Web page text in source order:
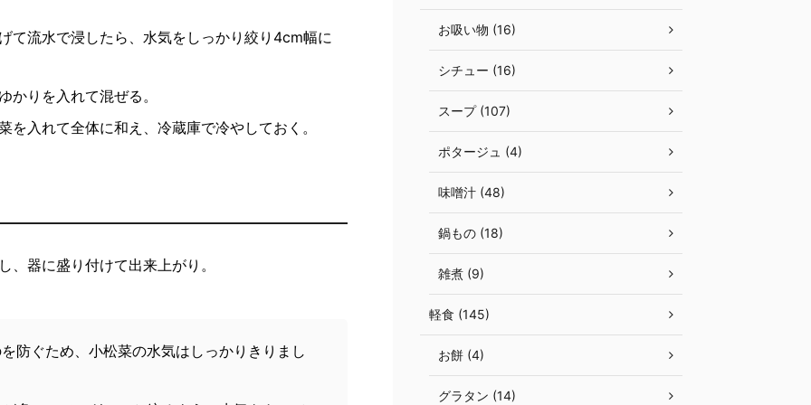
て流水で浸したら、水気をしっかり絞り4cm幅に
かりを入れて混ぜる。
を入れて全体に和え、冷蔵庫で冷やしておく。
、器に盛り付けて出来上がり。
防ぐため、小松菜の水気はしっかりきりまし
お吸い物 (16)
シチュー (16)
スープ (107)
ポタージュ (4)
味噌汁 (48)
鍋もの (18)
雑煮 (9)
軽食 (145)
お餅 (4)
グラタン (14)